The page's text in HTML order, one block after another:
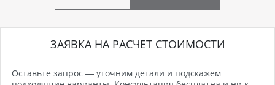
ЗАЯВКА НА РАСЧЕТ СТОИМОСТИ
Оставьте запрос — уточним детали и подскажем